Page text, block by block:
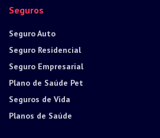
Seguros
Seguro Auto
Seguro Residencial
Seguro Empresarial
Plano de Saúde Pet
Seguros de Vida
Planos de Saúde